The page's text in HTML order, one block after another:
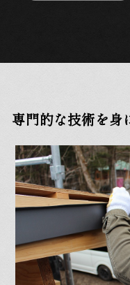
専門的な技術を身